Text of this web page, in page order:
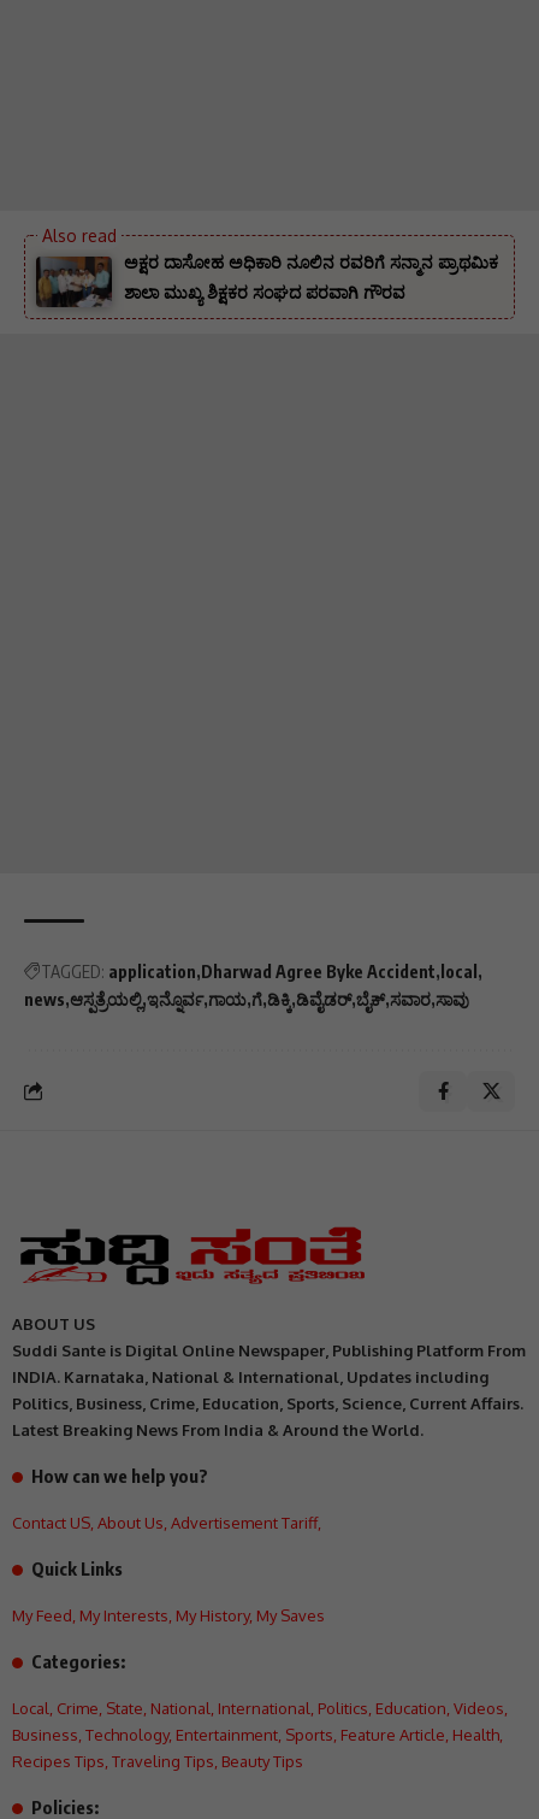
ಅಕ್ಷರ ದಾಸೋಹ ಅಧಿಕಾರಿ ನೂಲಿನ ರವರಿಗೆ ಸನ್ಮಾನ ಪ್ರಾಥಮಿಕ
ಶಾಲಾ ಮುಖ್ಯ ಶಿಕ್ಷಕರ ಸಂಘದ ಪರವಾಗಿ ಗೌರವ
TAGGED: application Dharwad Agree Byke Accident local
news ಆಸ್ಪತ್ರೆಯಲ್ಲಿ ಇನ್ನೊರ್ವ ಗಾಯ ಗೆ ಡಿಕ್ಕಿ ಡಿವೈಡರ್ ಬೈಕ್ ಸವಾರ ಸಾವು
ABOUT US
Suddi Sante is Digital Online Newspaper, Publishing Platform From
INDIA. Karnataka, National & International, Updates including
Politics, Business, Crime, Education, Sports, Science, Current Affairs.
Latest Breaking News From India & Around the World.
How can we help you?
Contact US About Us Advertisement Tariff,
Quick Links
My Feed My Interests My History, My Saves
Categories:
Local Crime State National International Politics Education Videos
Business Technology, Entertainment Sports Feature Article Health
Recipes Tips Traveling Tips Beauty Tips
Policies: